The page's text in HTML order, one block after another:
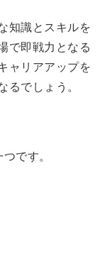
知識とスキルを
で即戦力となる
ャリアアップを
るでしょう。
です。